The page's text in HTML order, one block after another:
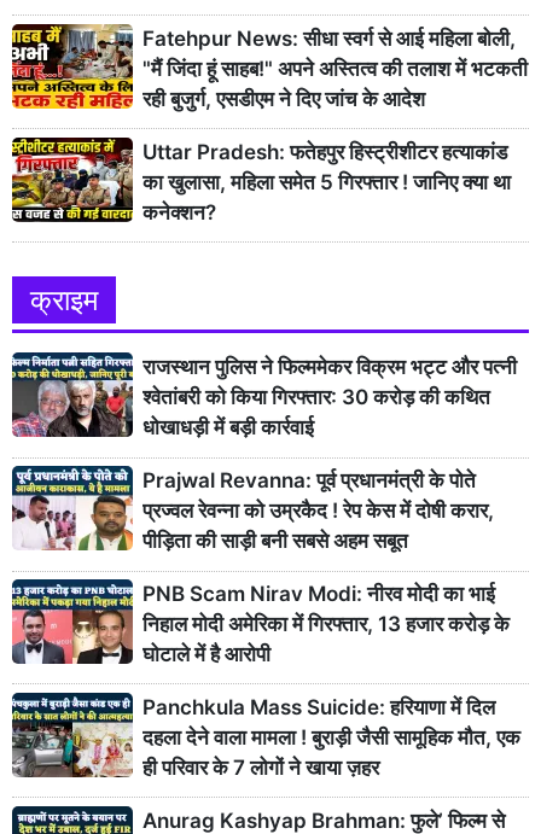
Fatehpur News: सीधा स्वर्ग से आई महिला बोली,
"मैं जिंदा हूं साहब!" अपने अस्तित्व की तलाश में भटकती
रही बुजुर्ग, एसडीएम ने दिए जांच के आदेश
Uttar Pradesh: फतेहपुर हिस्ट्रीशीटर हत्याकांड
का खुलासा, महिला समेत 5 गिरफ्तार ! जानिए क्या था
कनेक्शन?
क्राइम
राजस्थान पुलिस ने फिल्ममेकर विक्रम भट्ट और पत्नी
श्वेतांबरी को किया गिरफ्तार: 30 करोड़ की कथित
धोखाधड़ी में बड़ी कार्रवाई
Prajwal Revanna: पूर्व प्रधानमंत्री के पोते
प्रज्वल रेवन्ना को उम्रकैद ! रेप केस में दोषी करार,
पीड़िता की साड़ी बनी सबसे अहम सबूत
PNB Scam Nirav Modi: नीरव मोदी का भाई
निहाल मोदी अमेरिका में गिरफ्तार, 13 हजार करोड़ के
घोटाले में है आरोपी
Panchkula Mass Suicide: हरियाणा में दिल
दहला देने वाला मामला ! बुराड़ी जैसी सामूहिक मौत, एक
ही परिवार के 7 लोगों ने खाया ज़हर
Anurag Kashyap Brahman: फुले’ फिल्म से